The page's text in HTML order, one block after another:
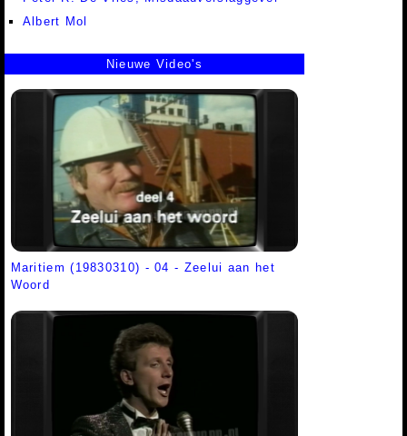
Albert Mol
Nieuwe Video's
Maritiem (19830310) - 04 - Zeelui aan het
Woord